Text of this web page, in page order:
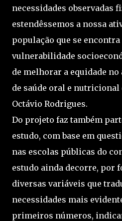
necessidades observadas
estendêssemos a nossa
população que se
vulnerabilidade
de melhorar a equidade no
de saúde oral e nutricional
Octávio Rodrigues.
Do projeto faz também
estudo, com base em
nas escolas públicas do
estudo ainda decorre, por
diversas variáveis que
necessidades mais
primeiros números,